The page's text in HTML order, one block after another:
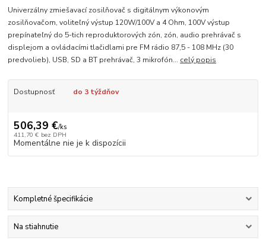
Univerzálny zmiešavací zosilňovač s digitálnym výkonovým
zosilňovačom, voliteľný výstup 120W/100V a 4 Ohm, 100V výstup
prepínateľný do 5-tich reproduktorových zón, zón, audio prehrávač s
displejom a ovládacími tlačidlami pre FM rádio 87,5 - 108 MHz (30
predvolieb), USB, SD a BT prehrávač, 3 mikrofón... celý popis
Dostupnosť do 3 týždňov
506,39 €/ks
411,70 € bez DPH
Momentálne nie je k dispozícii
Kompletné špecifikácie
Na stiahnutie